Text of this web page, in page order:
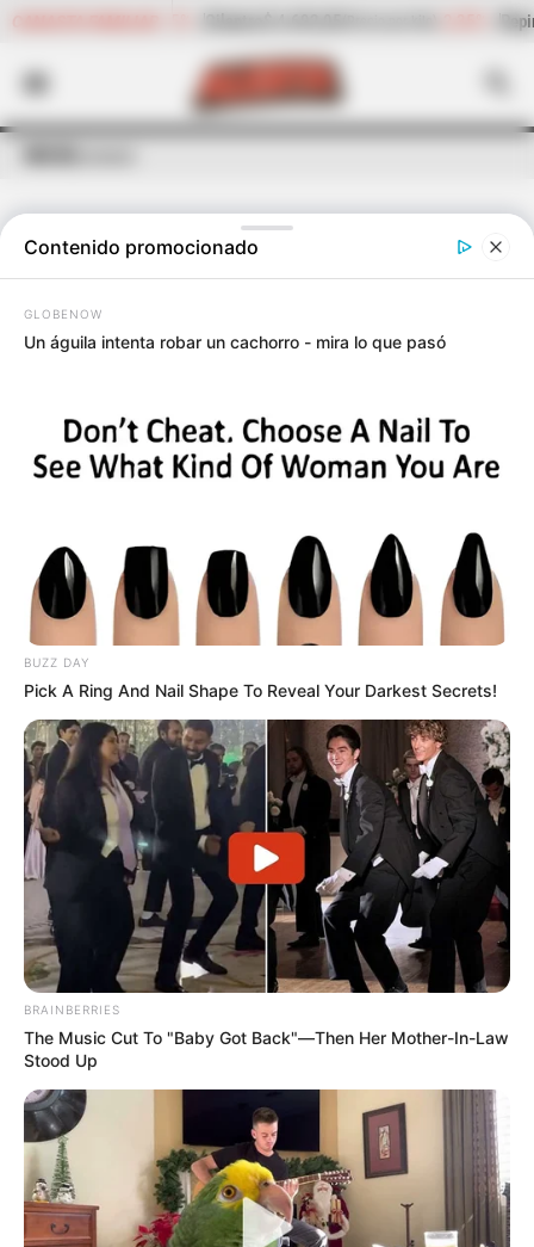
-
ÚLTIMAS NOTICIAS
¡Se dañó el fin de semana! Air-e
cortará la luz en Barranquilla y
Luruaco este sábado y domingo
CIERRES VIALES
Bloqueo en la vía
Barranquilla-Cartagena
por protesta de la
comunidad
Más de ciento cincuenta
familias invaden tres
predios del municipio de
Luruaco, Atlántico
Contenido promocionado
GLOBENOW
Un águila intenta robar un cachorro - mira lo que pasó
BUZZ DAY
Pick A Ring And Nail Shape To Reveal Your Darkest Secrets!
BRAINBERRIES
The Music Cut To "Baby Got Back"—Then Her Mother-In-Law
Stood Up